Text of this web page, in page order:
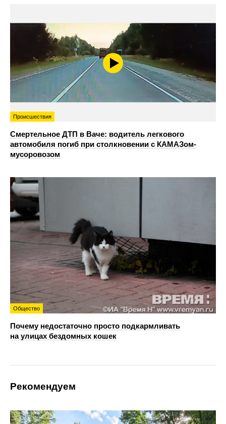
Происшествия
Смертельное ДТП в Ваче: водитель легкового
автомобиля погиб при столкновении с КАМАЗом-
мусоровозом
Общество
Почему недостаточно просто подкармливать
на улицах бездомных кошек
Рекомендуем